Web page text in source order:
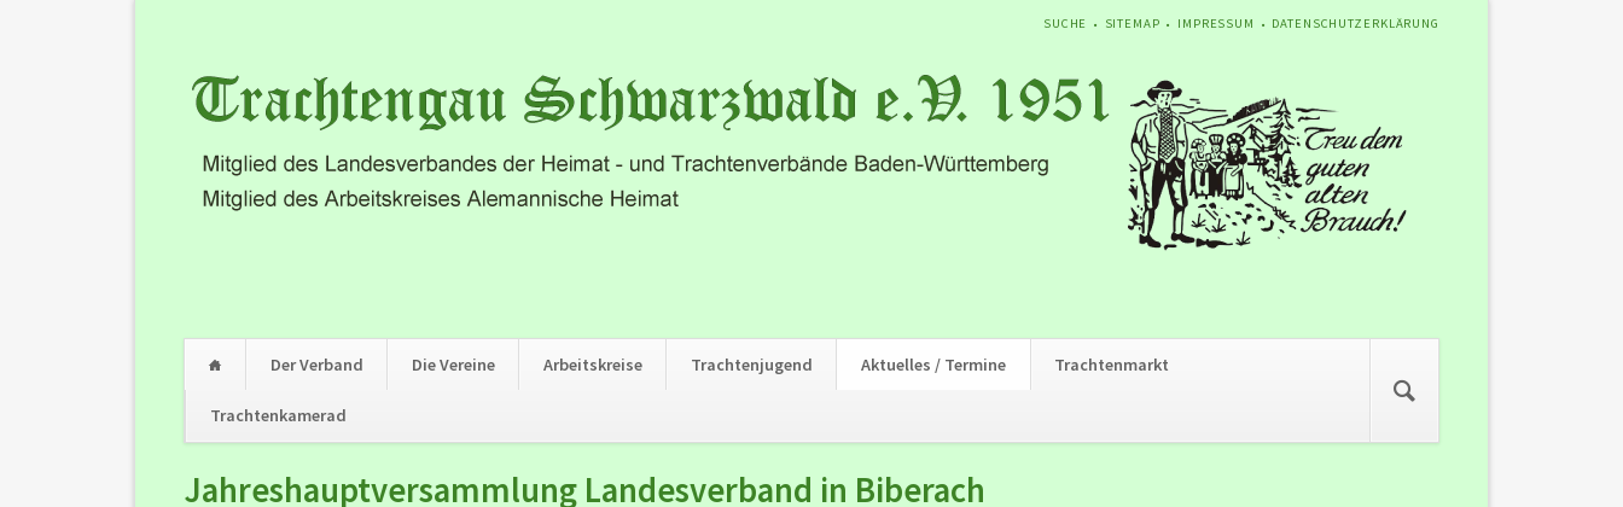
NAVIGATION
SUCHE SITEMAP IMPRESSUM DATENSCHUTZERKLÄRUNG
Der Verband Die Vereine Arbeitskreise Trachtenjugend Aktuelles / Termine Trachtenmarkt
Trachtenkamerad
überspringen
Jahreshauptversammlung Landesverband in Biberach